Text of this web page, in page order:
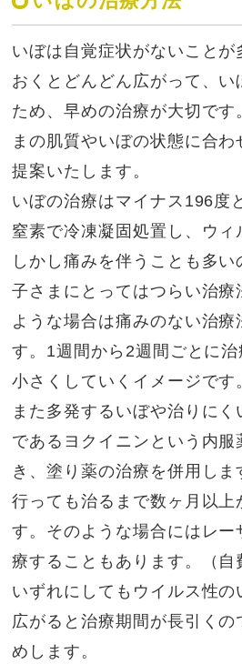
いぼは自覚症状がないことが
おくとどんどん広がって、い
ため、早めの治療が大切です
まの肌質やいぼの状態に合
提案いたします。
いぼの治療はマイナス196度
窒素で冷凍凝固処置し、ウィ
しかし痛みを伴うことも多
子さまにとってはつらい治
ような場合は痛みのない治療
す。1週間から2週間ごとに
小さくしていくイメージです
また多発するいぼや治りに
であるヨクイニンという内
き、塗り薬の治療を併用しま
行っても治るまで数ヶ月以上
す。そのような場合にはレ
療することもあります。（自
いずれにしてもウイルス性の
広がると治療期間が長引く
めします。